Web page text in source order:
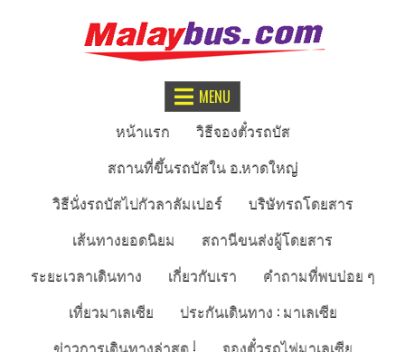
จองตั๋วรถทัวร์มาเลเซีย
MENU
หน้าแรก
วิธีจองตั๋วรถบัส
สถานที่ขึ้นรถบัสใน อ.หาดใหญ่
วิธีนั่งรถบัสไปกัวลาลัมเปอร์
บริษัทรถโดยสาร
เส้นทางยอดนิยม
สถานีขนส่งผู้โดยสาร
ระยะเวลาเดินทาง
เกี่ยวกับเรา
คำถามที่พบบ่อย ๆ
เที่ยวมาเลเซีย
ประกันเดินทาง : มาเลเซีย
ข่าวการเดินทางล่าสุด !
จองตั๋วรถไฟมาเลเซีย